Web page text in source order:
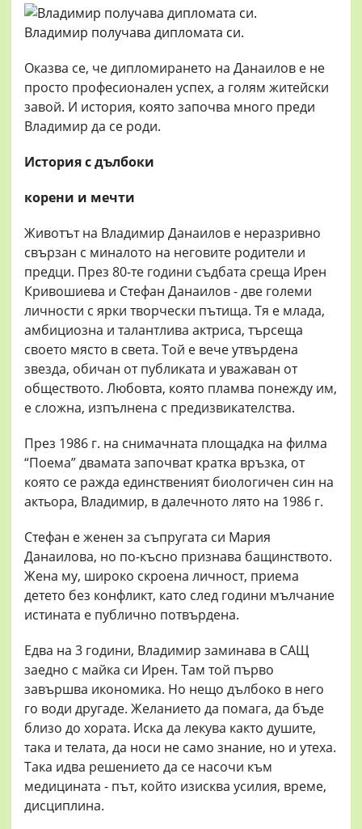
Владимир получава дипломата си.
Оказва се, че дипломирането на Данаилов е не
просто професионален успех, а голям житейски
завой. И история, която започва много преди
Владимир да се роди.
История с дълбоки
корени и мечти
Животът на Владимир Данаилов е неразривно
свързан с миналото на неговите родители и
предци. През 80-те години съдбата среща Ирен
Кривошиева и Стефан Данаилов - две големи
личности с ярки творчески пътища. Тя е млада,
амбициозна и талантлива актриса, търсеща
своето място в света. Той е вече утвърдена
звезда, обичан от публиката и уважаван от
обществото. Любовта, която пламва понежду им,
е сложна, изпълнена с предизвикателства.
През 1986 г. на снимачната площадка на филма
“Поема” двамата започват кратка връзка, от
която се ражда единственият биологичен син на
актьора, Владимир, в далечното лято на 1986 г.
Стефан е женен за съпругата си Мария
Данаилова, но по-късно признава бащинството.
Жена му, широко скроена личност, приема
детето без конфликт, като след години мълчание
истината е публично потвърдена.
Едва на 3 години, Владимир заминава в САЩ
заедно с майка си Ирен. Там той първо
завършва икономика. Но нещо дълбоко в него
го води другаде. Желанието да помага, да бъде
близо до хората. Иска да лекува както душите,
така и телата, да носи не само знание, но и утеха.
Така идва решението да се насочи към
медицината - път, който изисква усилия, време,
дисциплина.